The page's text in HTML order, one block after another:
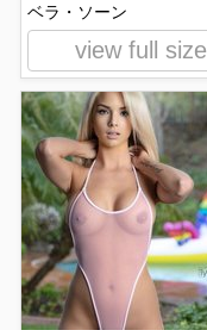
ベラ・ソーン
view full size